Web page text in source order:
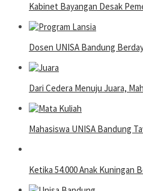
Kabinet Bayangan Desak
Dosen UNISA Bandung
Dari Cedera Menuju Juara,
Mahasiswa UNISA Bandung
Ketika 54.000 Anak Kuningan